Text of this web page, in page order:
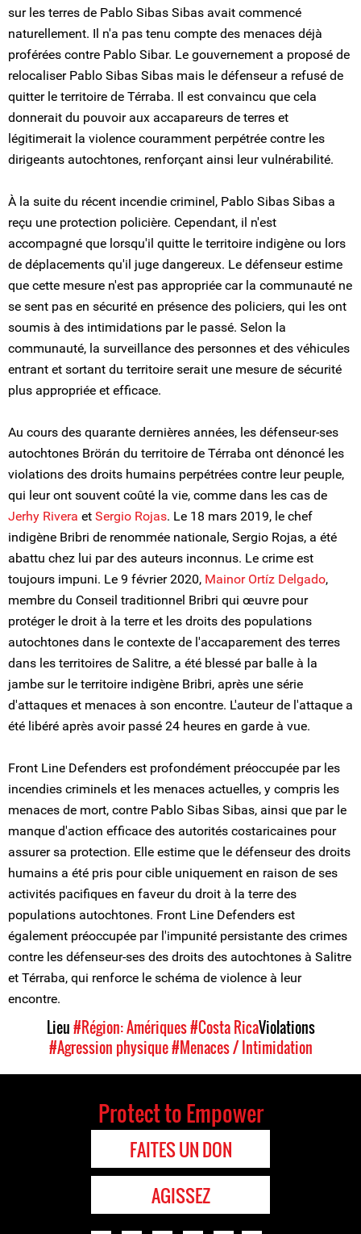
sur les terres de Pablo Sibas Sibas avait commencé
naturellement. Il n'a pas tenu compte des menaces déjà
proférées contre Pablo Sibar. Le gouvernement a proposé de
relocaliser Pablo Sibas Sibas mais le défenseur a refusé de
quitter le territoire de Térraba. Il est convaincu que cela
donnerait du pouvoir aux accapareurs de terres et
légitimerait la violence couramment perpétrée contre les
dirigeants autochtones, renforçant ainsi leur vulnérabilité.
À la suite du récent incendie criminel, Pablo Sibas Sibas a
reçu une protection policière. Cependant, il n'est
accompagné que lorsqu'il quitte le territoire indigène ou lors
de déplacements qu'il juge dangereux. Le défenseur estime
que cette mesure n'est pas appropriée car la communauté ne
se sent pas en sécurité en présence des policiers, qui les ont
soumis à des intimidations par le passé. Selon la
communauté, la surveillance des personnes et des véhicules
entrant et sortant du territoire serait une mesure de sécurité
plus appropriée et efficace.
Au cours des quarante dernières années, les défenseur-ses
autochtones Brörán du territoire de Térraba ont dénoncé les
violations des droits humains perpétrées contre leur peuple,
qui leur ont souvent coûté la vie, comme dans les cas de
Jerhy Rivera et Sergio Rojas. Le 18 mars 2019, le chef
indigène Bribri de renommée nationale, Sergio Rojas, a été
abattu chez lui par des auteurs inconnus. Le crime est
toujours impuni. Le 9 février 2020, Mainor Ortíz Delgado,
membre du Conseil traditionnel Bribri qui œuvre pour
protéger le droit à la terre et les droits des populations
autochtones dans le contexte de l'accaparement des terres
dans les territoires de Salitre, a été blessé par balle à la
jambe sur le territoire indigène Bribri, après une série
d'attaques et menaces à son encontre. L'auteur de l'attaque a
été libéré après avoir passé 24 heures en garde à vue.
Front Line Defenders est profondément préoccupée par les
incendies criminels et les menaces actuelles, y compris les
menaces de mort, contre Pablo Sibas Sibas, ainsi que par le
manque d'action efficace des autorités costaricaines pour
assurer sa protection. Elle estime que le défenseur des droits
humains a été pris pour cible uniquement en raison de ses
activités pacifiques en faveur du droit à la terre des
populations autochtones. Front Line Defenders est
également préoccupée par l'impunité persistante des crimes
contre les défenseur-ses des droits des autochtones à Salitre
et Térraba, qui renforce le schéma de violence à leur
encontre.
Lieu#Région: Amériques#Costa RicaViolations
#Agression physique#Menaces / Intimidation
Protect to Empower
FAITES UN DON
AGISSEZ